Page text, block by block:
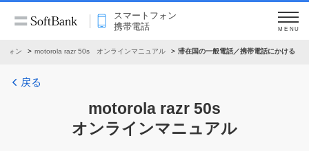
スマートフォン
携帯電話
MENU
ォン motorola razr 50s オンラインマニュアル 滞在国の一般電話／携帯電話にかける
戻る
motorola razr 50s
オンラインマニュアル